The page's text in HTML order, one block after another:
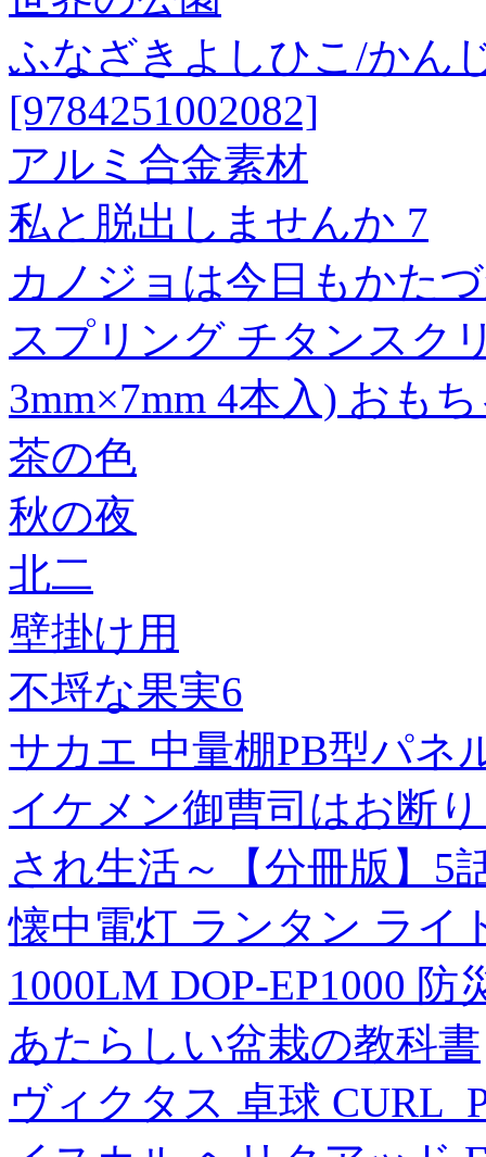
ふなざきよしひこ/かん
[9784251002082]
アルミ合金素材
私と脱出しませんか 7
カノジョは今日もかた
スプリング チタンスク
3mm×7mm 4本入) おも
茶の色
秋の夜
北二
壁掛け用
不埒な果実6
サカエ 中量棚PB型パネ
イケメン御曹司はお断
され生活～【分冊版】5
懐中電灯 ランタン ライ
1000LM DOP-EP1000 防
あたらしい盆栽の教科書
ヴィクタス 卓球